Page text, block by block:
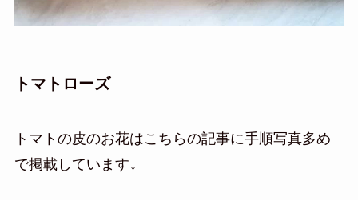
トマトローズ
トマトの皮のお花はこちらの記事に手順写真多め
で掲載しています↓